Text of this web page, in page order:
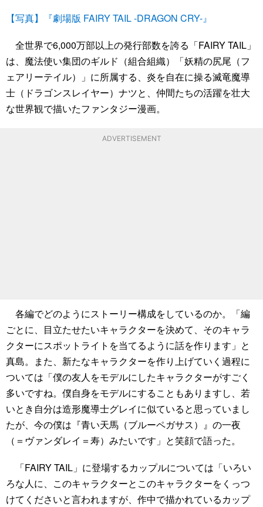
【写真】『劇場版 FAIRY TAIL -DRAGON CRY-』
全世界で6,000万部以上の発行部数を誇る「FAIRY TAIL」
は、魔法使い集団のギルド（組合組織）「妖精の尻尾（フ
ェアリーテイル）」に所属する、炎を自在に操る滅竜魔導
士（ドラゴンスレイヤー）ナツと、仲間たちの活躍を壮大
な世界観で描いたファンタジー漫画。
ADVERTISEMENT
各編でどのようにストーリー構成をしているのか。「編
ごとに、目立たせたいキャラクターを決めて、そのキャラ
クターにスポットライトを当てるように話を作ります」と
真島。また、新たなキャラクターを作り上げていく過程に
ついては「僕の友人をモデルにしたキャラクターがすごく
多いですね。僕自身をモデルにすることもありますし、若
いとき自分は造形魔導士グレイに似ていると思っていまし
たが、今の僕は『青い天馬（ブルーペガサス）』の一夜
（＝ヴァンダレイ＝寿）みたいです」と笑顔で語った。
「FAIRY TAIL」に登場するカップルについては「いろい
ろな人に、このキャラクターとこのキャラクターをくっつ
けてくださいと言われますが、作中で描かれているカップ